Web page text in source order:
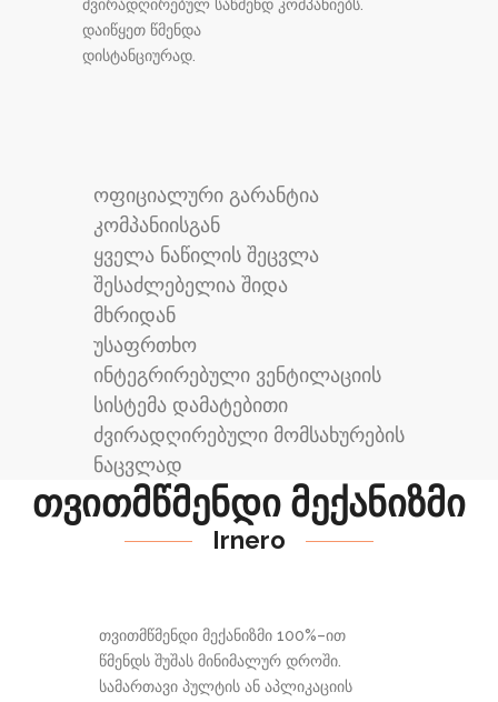
ძვირადღირებულ საწმენდ კომპანიებს.
დაიწყეთ წმენდა
დისტანციურად.
ოფიციალური გარანტია
კომპანიისგან
ყველა ნაწილის შეცვლა
შესაძლებელია შიდა
მხრიდან
უსაფრთხო
ინტეგრირებული ვენტილაციის
სისტემა დამატებითი
ძვირადღირებული მომსახურების
ნაცვლად
თვითმწმენდი მექანიზმი
Irnero
თვითმწმენდი მექანიზმი 100%–ით
წმენდს შუშას მინიმალურ დროში.
სამართავი პულტის ან აპლიკაციის